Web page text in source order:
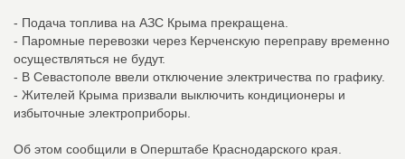
- Подача топлива на АЗС Крыма прекращена.
- Паромные перевозки через Керченскую переправу временно
осуществляться не будут.
- В Севастополе ввели отключение электричества по графику.
- Жителей Крыма призвали выключить кондиционеры и
избыточные электроприборы.
Об этом сообщили в Оперштабе Краснодарского края.